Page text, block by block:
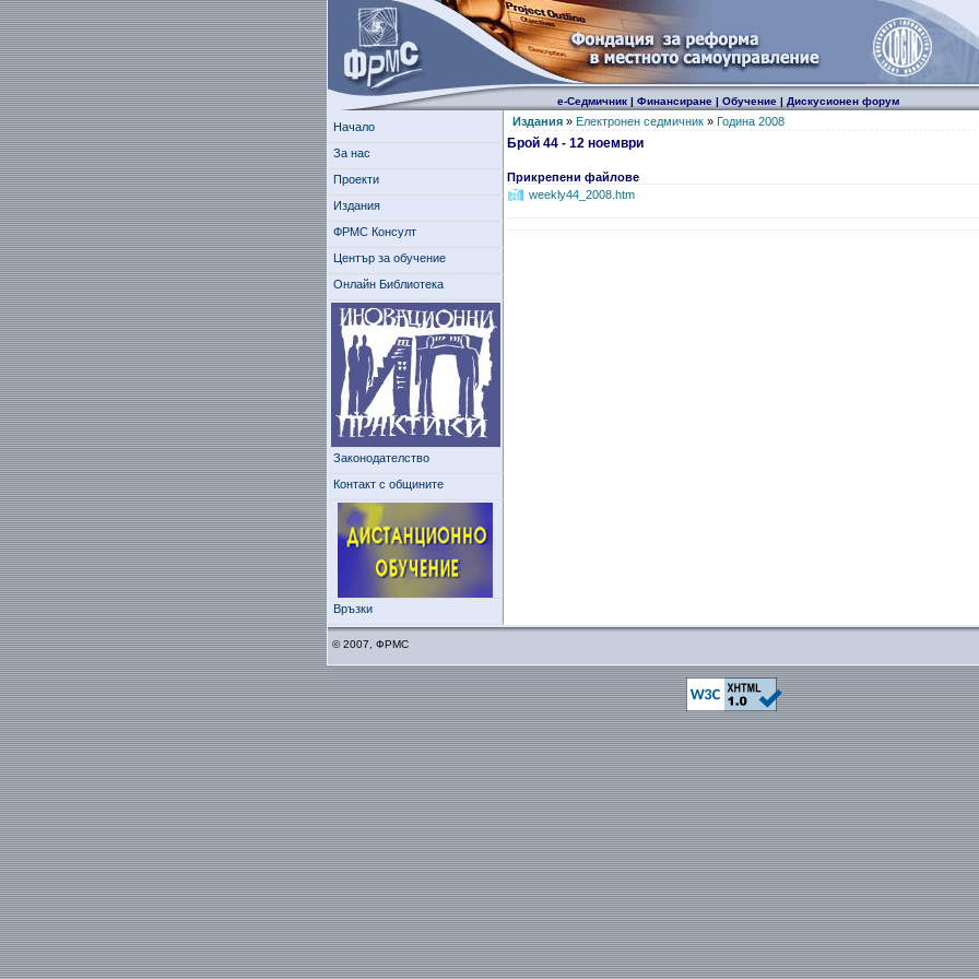
е-Седмичник| Финансиране| Обучение| Дискусионен форум
Начало
За нас
Проекти
Издания
ФРМС Консулт
Център за обучение
Онлайн Библиотека
Законодателство
Контакт с общините
Връзки
Издания» Електронен седмичник» Година 2008
Брой 44 - 12 ноември
Прикрепени файлове
weekly44_2008.htm
© 2007, ФРМС